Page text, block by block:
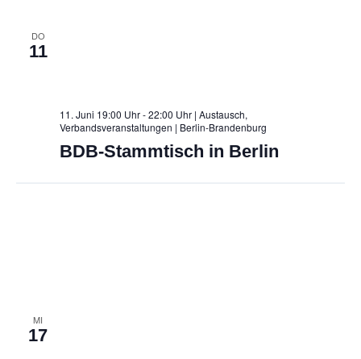
DO
11
11. Juni 19:00 Uhr - 22:00 Uhr | Austausch,
Verbandsveranstaltungen | Berlin-Brandenburg
BDB-Stammtisch in Berlin
MI
17